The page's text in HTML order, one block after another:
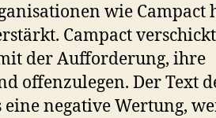
wie Campact
Campact
der Aufforderung, ihre
offenzulegen. Der Text
negative Wertung,